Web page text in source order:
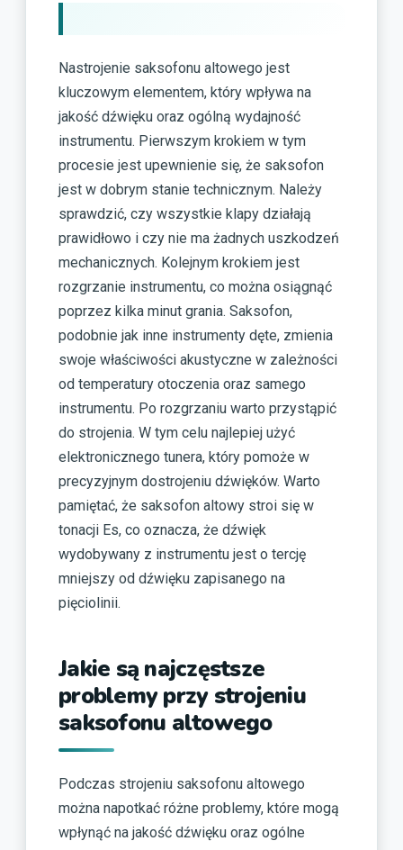
Nastrojenie saksofonu altowego jest
kluczowym elementem, który wpływa na
jakość dźwięku oraz ogólną wydajność
instrumentu. Pierwszym krokiem w tym
procesie jest upewnienie się, że saksofon
jest w dobrym stanie technicznym. Należy
sprawdzić, czy wszystkie klapy działają
prawidłowo i czy nie ma żadnych uszkodzeń
mechanicznych. Kolejnym krokiem jest
rozgrzanie instrumentu, co można osiągnąć
poprzez kilka minut grania. Saksofon,
podobnie jak inne instrumenty dęte, zmienia
swoje właściwości akustyczne w zależności
od temperatury otoczenia oraz samego
instrumentu. Po rozgrzaniu warto przystąpić
do strojenia. W tym celu najlepiej użyć
elektronicznego tunera, który pomoże w
precyzyjnym dostrojeniu dźwięków. Warto
pamiętać, że saksofon altowy stroi się w
tonacji Es, co oznacza, że dźwięk
wydobywany z instrumentu jest o tercję
mniejszy od dźwięku zapisanego na
pięciolinii.
Jakie są najczęstsze
problemy przy strojeniu
saksofonu altowego
Podczas strojeniu saksofonu altowego
można napotkać różne problemy, które mogą
wpłynąć na jakość dźwięku oraz ogólne